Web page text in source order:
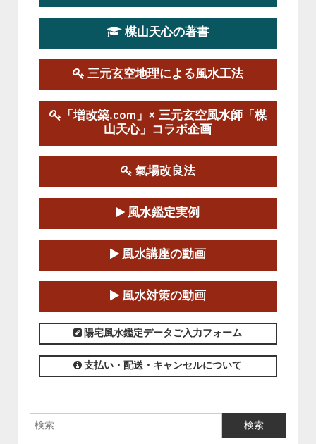
第１９期立命塾実践的風水学講座
この講座の募集は終了しました。
陰宅三元玄空風水講座
2025-06-07～2025-06-08
この講座の募集は終了しました。
第１８期立命塾『実践的易学講座』
2025-06-21～2025-08-24
この講座の募集は終了しました。
第１８期立命塾「実践的四柱立命学（四
柱推命学）講座」
2025-01-11～2025-05-11
この講座の募集は終了しました。
楳山天心の著書
三元玄空地理による風水工法
「増改築.com」× 三元玄空風水師「楳
山天心」コラボ企画
氣場改良法
風水鑑定実例
風水講座の動画
風水対策の動画
陽宅風水鑑定データご入力フォーム
支払い・配送・キャンセルについて
検索: